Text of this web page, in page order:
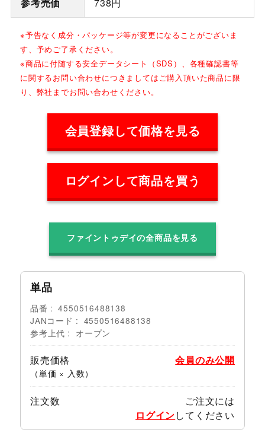
参考売価 738円
※予告なく成分・パッケージ等が変更になることがございま
す、予めご了承ください。
※商品に付随する安全データシート（SDS）、各種確認書等
に関するお問い合わせにつきましてはご購入頂いた商品に限
り、弊社までお問い合わせください。
会員登録して価格を見る
ログインして商品を買う
ファイントゥデイの全商品を見る
単品
品番
4550516488138
JANコード
4550516488138
参考上代
オープン
販売価格
（単価 × 入数）
会員のみ公開
注文数
ご注文には
ログインしてください